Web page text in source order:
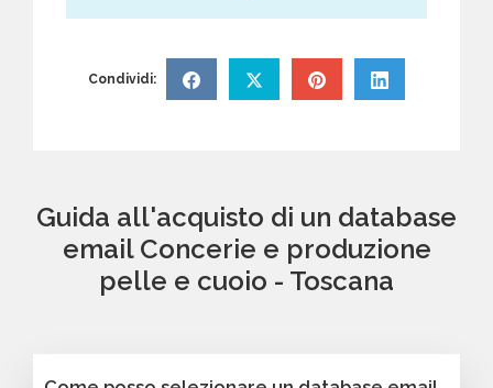
Condividi:
Guida all'acquisto di un database
email Concerie e produzione
pelle e cuoio - Toscana